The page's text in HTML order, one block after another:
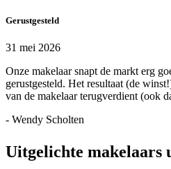
Gerustgesteld
31 mei 2026
Onze makelaar snapt de markt erg
gerustgesteld. Het resultaat (de
van de makelaar terugverdient (ook
- Wendy Scholten
Uitgelichte makelaars